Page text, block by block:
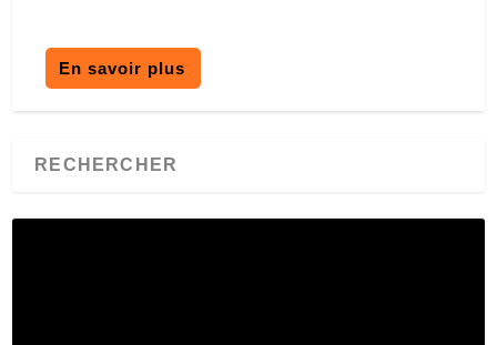
En savoir plus